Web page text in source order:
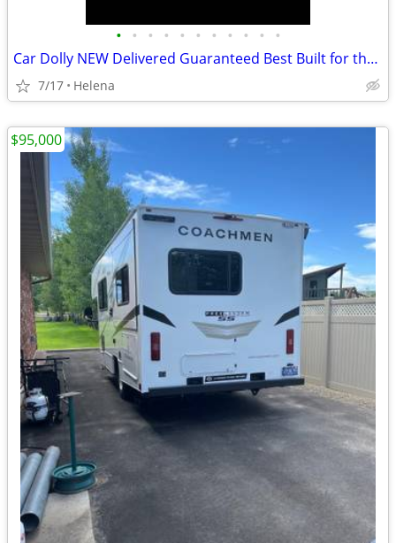
• • • • • • • • • • •
Car Dolly NEW Delivered Guaranteed Best Built for the Money in U.S.!
7/17 Helena
$95,000